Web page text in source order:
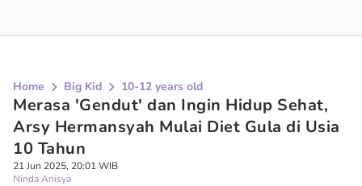
Home Big Kid 10-12 years old
Merasa 'Gendut' dan Ingin Hidup Sehat,
Arsy Hermansyah Mulai Diet Gula di Usia
10 Tahun
21 Jun 2025, 20:01 WIB
Ninda Anisya